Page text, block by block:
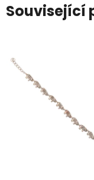
Související